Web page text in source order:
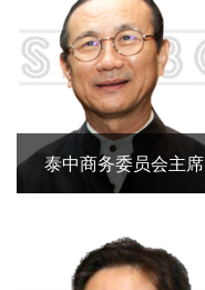
泰中商务委员会主席